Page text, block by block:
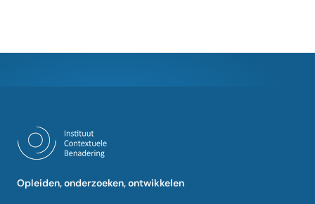
Opleiden, onderzoeken, ontwikkelen